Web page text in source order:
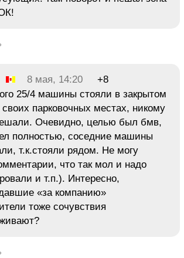
8 мая, 14:20
+8
25/4 машины стояли в закрытом
парковочных местах, никому
Очевидно, целью был бмв,
полностью, соседние машины
т.к.стояли рядом. Не могу
что так мол и надо
и т.п.). Интересно,
«за компанию»
тоже сочувствия